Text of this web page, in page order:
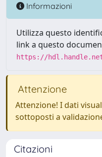
Informazioni
Utilizza questo
link a questo
https://
Attenzione
Attenzione! I dati
sottoposti a
Citazioni